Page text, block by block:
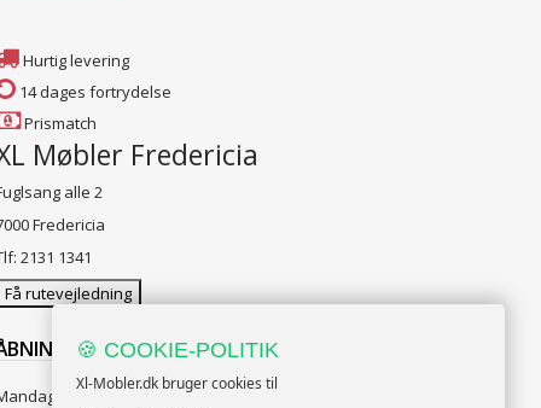
Hurtig levering
14 dages fortrydelse
Prismatch
Møbler Fredericia
alle 2
Fredericia
2131 1341
Få rutevejledning
til Fredag 10:00 til 18:00
🍪 COOKIE-POLITIK
Xl-Mobler.dk bruger cookies til